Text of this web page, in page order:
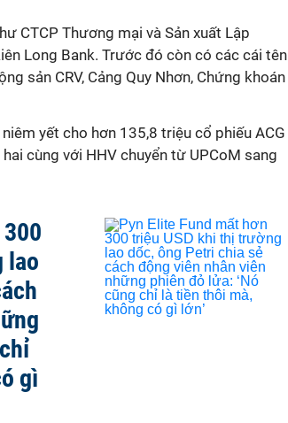
CTCP Thương mại và Sản xuất Lập
Long Bank. Trước đó còn có các cái tên
sản CRV, Cảng Quy Nhơn, Chứng khoán
yết cho hơn 135,8 triệu cổ phiếu ACG
cùng với HHV chuyển từ UPCoM sang
lao
gì